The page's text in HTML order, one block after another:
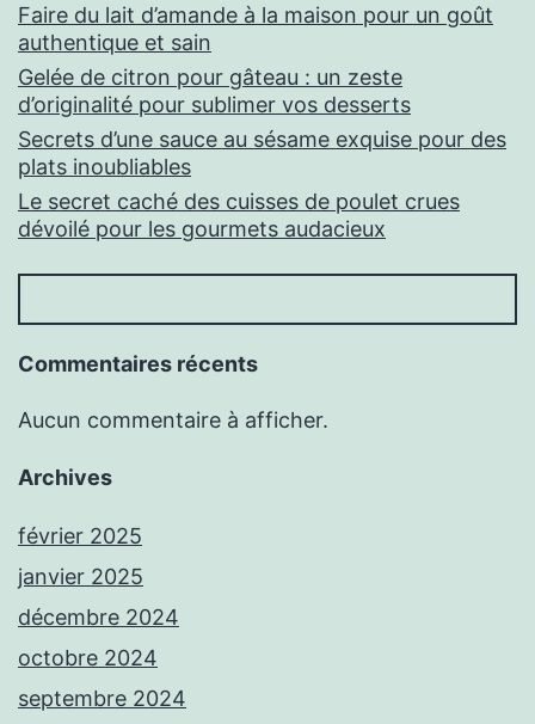
Faire du lait d’amande à la maison pour un goût
authentique et sain
Gelée de citron pour gâteau : un zeste
d’originalité pour sublimer vos desserts
Secrets d’une sauce au sésame exquise pour des
plats inoubliables
Le secret caché des cuisses de poulet crues
dévoilé pour les gourmets audacieux
Commentaires récents
Aucun commentaire à afficher.
Archives
février 2025
janvier 2025
décembre 2024
octobre 2024
septembre 2024